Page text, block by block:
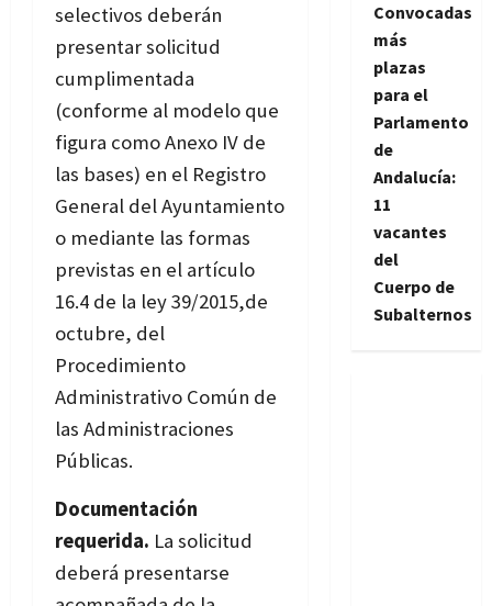
selectivos deberán
presentar solicitud
cumplimentada
(conforme al modelo que
figura como Anexo IV de
las bases) en el Registro
General del Ayuntamiento
o mediante las formas
previstas en el artículo
16.4 de la ley 39/2015,de
octubre, del
Procedimiento
Administrativo Común de
las Administraciones
Públicas.
Documentación
requerida. La solicitud
deberá presentarse
Convocadas
más
plazas
para el
Parlamento
de
Andalucía:
11
vacantes
del
Cuerpo de
Subalternos